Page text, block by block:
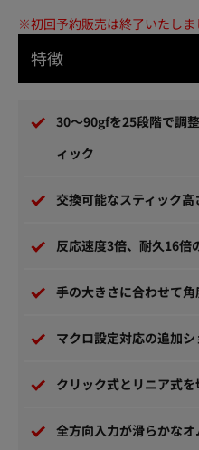
※初回予約販売は終了いたしま
特徴
30～90gfを25段階で調
ィック
交換可能なスティック
反応速度3倍、耐久16倍
手の大きさに合わせて
マクロ設定対応の追加
クリック式とリニア式
全方向入力が滑らかな